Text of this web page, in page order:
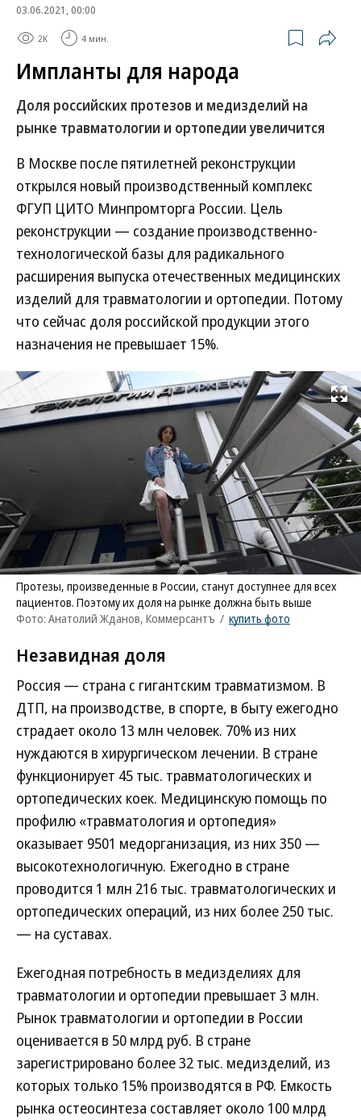
03.06.2021, 00:00
2K 4 мин.
Импланты для народа
Доля российских протезов и медизделий на
рынке травматологии и ортопедии увеличится
В Москве после пятилетней реконструкции
открылся новый производственный комплекс
ФГУП ЦИТО Минпромторга России. Цель
реконструкции — создание производственно-
технологической базы для радикального
расширения выпуска отечественных медицинских
изделий для травматологии и ортопедии. Потому
что сейчас доля российской продукции этого
назначения не превышает 15%.
Развернуть
Протезы, произведенные в России, станут доступнее для всех
пациентов. Поэтому их доля на рынке должна быть выше
Фото: Анатолий Жданов, Коммерсантъ / купить фото
Незавидная доля
Россия — страна с гигантским травматизмом. В
ДТП, на производстве, в спорте, в быту ежегодно
страдает около 13 млн человек. 70% из них
нуждаются в хирургическом лечении. В стране
функционирует 45 тыс. травматологических и
ортопедических коек. Медицинскую помощь по
профилю «травматология и ортопедия»
оказывает 9501 медорганизация, из них 350 —
высокотехнологичную. Ежегодно в стране
проводится 1 млн 216 тыс. травматологических и
ортопедических операций, из них более 250 тыс.
— на суставах.
Ежегодная потребность в медизделиях для
травматологии и ортопедии превышает 3 млн.
Рынок травматологии и ортопедии в России
оценивается в 50 млрд руб. В стране
зарегистрировано более 32 тыс. медизделий, из
которых только 15% производятся в РФ. Емкость
рынка остеосинтеза составляет около 100 млрд